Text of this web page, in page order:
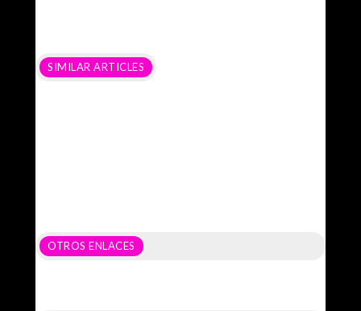
SIMILAR ARTICLES
OTROS ENLACES